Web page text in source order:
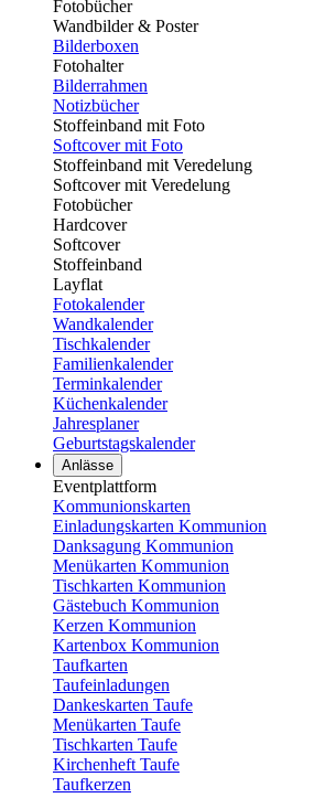
Fotobücher
Wandbilder & Poster
Bilderboxen
Fotohalter
Bilderrahmen
Notizbücher
Stoffeinband mit Foto
Softcover mit Foto
Stoffeinband mit Veredelung
Softcover mit Veredelung
Fotobücher
Hardcover
Softcover
Stoffeinband
Layflat
Fotokalender
Wandkalender
Tischkalender
Familienkalender
Terminkalender
Küchenkalender
Jahresplaner
Geburtstagskalender
Anlässe
Eventplattform
Kommunionskarten
Einladungskarten Kommunion
Danksagung Kommunion
Menükarten Kommunion
Tischkarten Kommunion
Gästebuch Kommunion
Kerzen Kommunion
Kartenbox Kommunion
Taufkarten
Taufeinladungen
Dankeskarten Taufe
Menükarten Taufe
Tischkarten Taufe
Kirchenheft Taufe
Taufkerzen